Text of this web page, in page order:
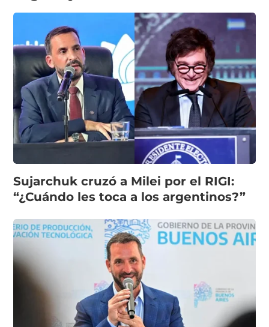
Sujarchuk cruzó a Milei por el RIGI:
“¿Cuándo les toca a los argentinos?”